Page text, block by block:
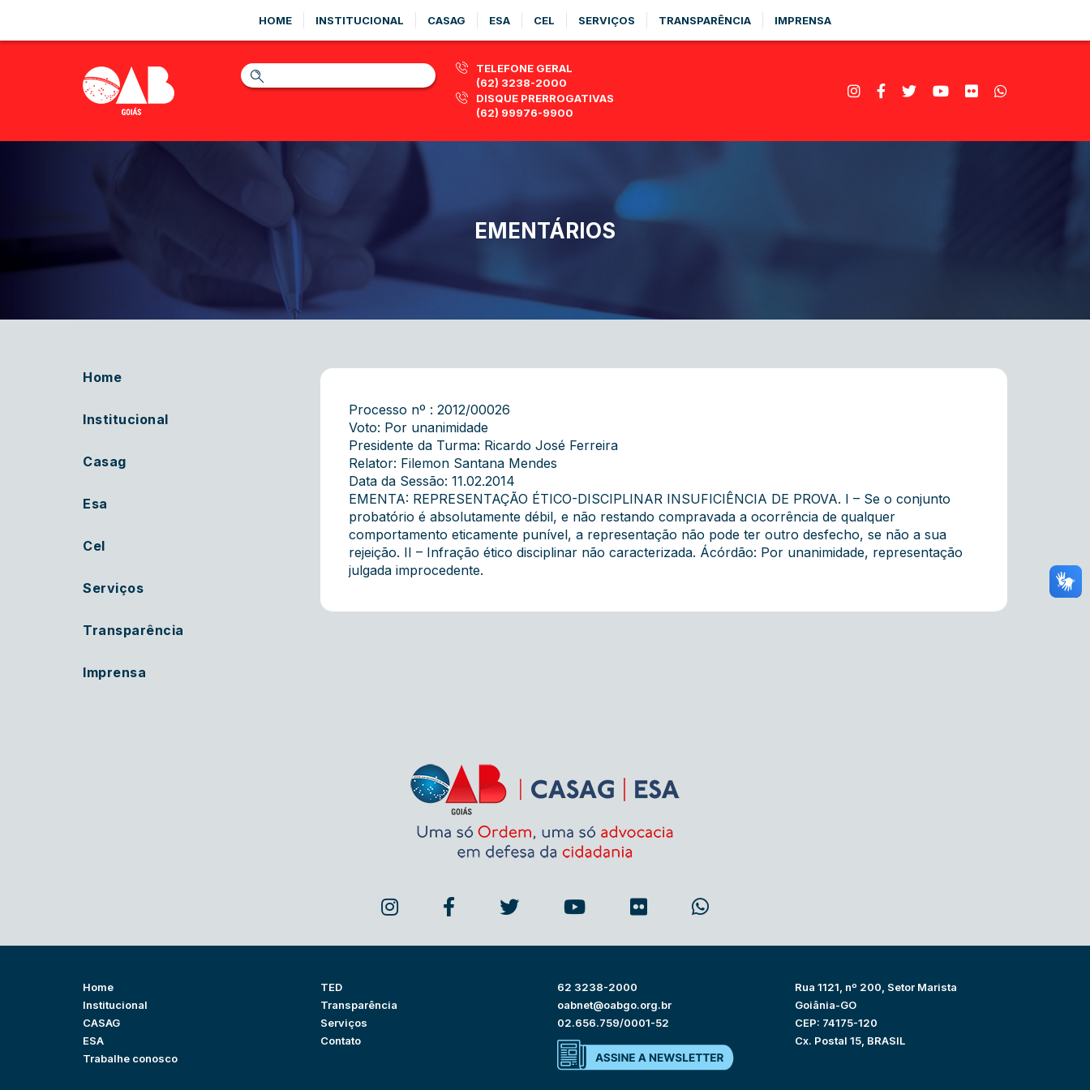
HOME INSTITUCIONAL CASAG ESA CEL SERVIÇOS TRANSPARÊNCIA IMPRENSA
TELEFONE GERAL
(62) 3238-2000
DISQUE PRERROGATIVAS
(62) 99976-9900
EMENTÁRIOS
Home
Institucional
Casag
Esa
Cel
Serviços
Transparência
Imprensa
Processo nº : 2012/00026
Voto: Por unanimidade
Presidente da Turma: Ricardo José Ferreira
Relator: Filemon Santana Mendes
Data da Sessão: 11.02.2014
EMENTA: REPRESENTAÇÃO ÉTICO-DISCIPLINAR INSUFICIÊNCIA DE PROVA. I – Se o conjunto
probatório é absolutamente débil, e não restando compravada a ocorrência de qualquer
comportamento eticamente punível, a representação não pode ter outro desfecho, se não a sua
rejeição. II – Infração ético disciplinar não caracterizada. Ácórdão: Por unanimidade, representação
julgada improcedente.
Home
Institucional
CASAG
ESA
Trabalhe conosco
TED
Transparência
Serviços
Contato
62 3238-2000
oabnet@oabgo.org.br
02.656.759/0001-52
Rua 1121, nº 200, Setor Marista
Goiânia-GO
CEP: 74175-120
Cx. Postal 15, BRASIL